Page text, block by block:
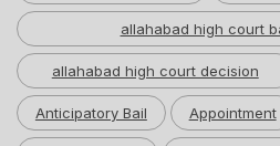
allahabad high court
allahabad high court decision
Anticipatory Bail Appointment